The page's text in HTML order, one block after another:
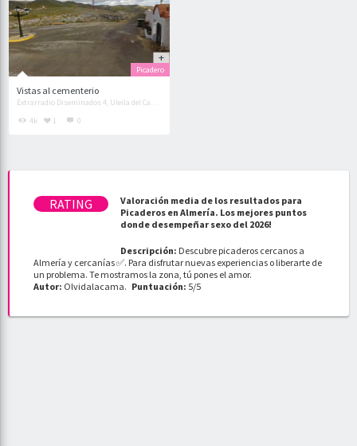
Vistas al cementerio
Extrarradio Diseminados 4, Uleila del Campo
Picadero
4k 1 0
Valoración media de los resultados para
Picaderos en Almería. Los mejores puntos
donde desempeñar sexo del 2026!
Descripción: Descubre picaderos cercanos a
Almería y cercanías ✅. Para disfrutar nuevas experiencias o liberarte de
un problema. Te mostramos la zona, tú pones el amor.
Autor: Olvidalacama. Puntuación: 5/5